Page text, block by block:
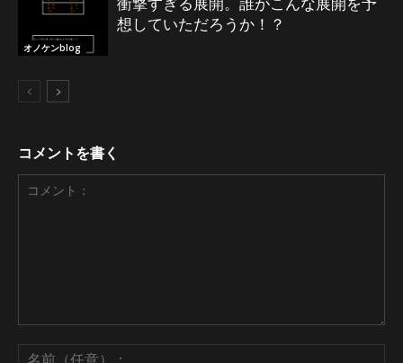
オノケンblog
衝撃すぎる展開。誰がこんな展開を予
想していただろうか！？
コメントを書く